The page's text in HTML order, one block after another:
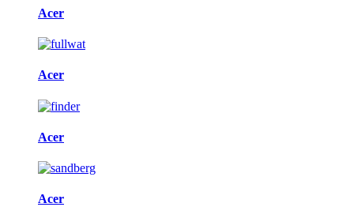
Acer
Acer
Acer
Acer